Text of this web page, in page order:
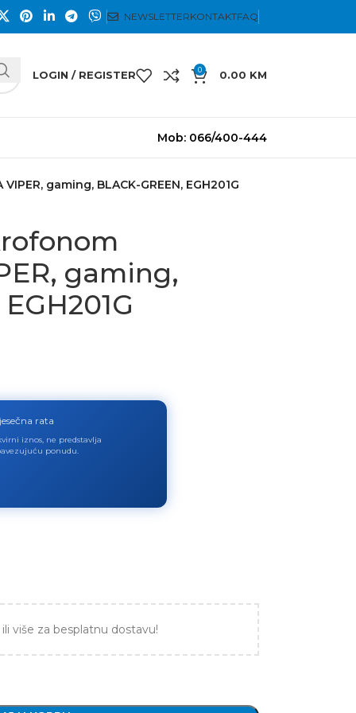
NEWSLETTERKONTAKTFAQ
LOGIN / REGISTER 0 0.00 KM
Mob: 066/400-444
gaming, BLACK-GREEN, EGH201G
gaming,
rata
iznos, ne predstavlja
ponudu.
ili više za besplatnu dostavu!